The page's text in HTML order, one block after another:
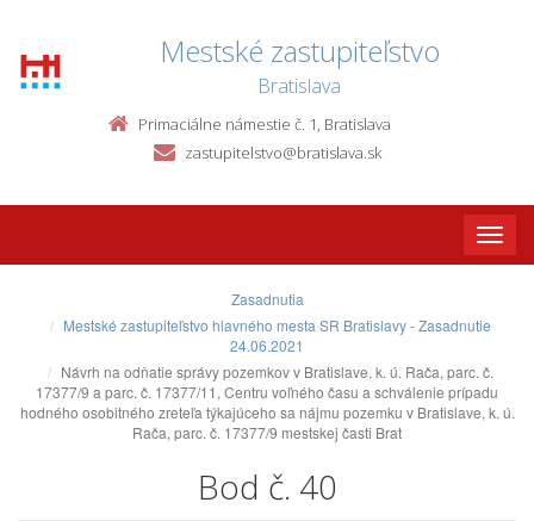
Mestské zastupiteľstvo
Bratislava
Primaciálne námestie č. 1, Bratislava
zastupitelstvo@bratislava.sk
Toggle
Zasadnutia
Mestské zastupiteľstvo hlavného mesta SR Bratislavy - Zasadnutie
24.06.2021
Návrh na odňatie správy pozemkov v Bratislave, k. ú. Rača, parc. č.
17377/9 a parc. č. 17377/11, Centru voľného času a schválenie prípadu
hodného osobitného zreteľa týkajúceho sa nájmu pozemku v Bratislave, k. ú.
Rača, parc. č. 17377/9 mestskej časti Brat
Bod č. 40